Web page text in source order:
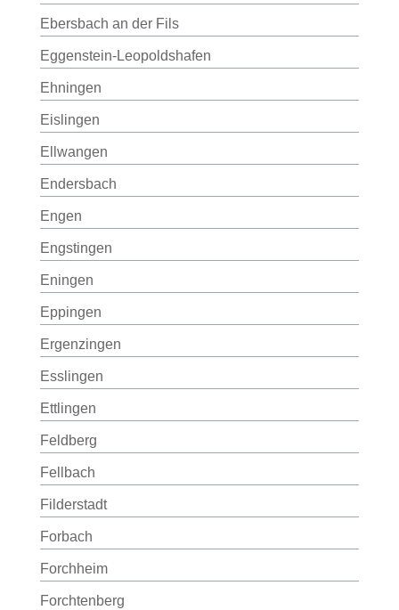
Ebersbach an der Fils
Eggenstein-Leopoldshafen
Ehningen
Eislingen
Ellwangen
Endersbach
Engen
Engstingen
Eningen
Eppingen
Ergenzingen
Esslingen
Ettlingen
Feldberg
Fellbach
Filderstadt
Forbach
Forchheim
Forchtenberg